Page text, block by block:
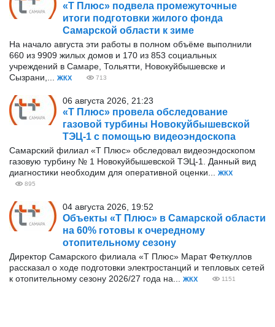
«Т Плюс» подвела промежуточные
итоги подготовки жилого фонда
Самарской области к зиме
На начало августа эти работы в полном объёме выполнили
660 из 9909 жилых домов и 170 из 853 социальных
учреждений в Самаре, Тольятти, Новокуйбышевске и
Сызрани,...
ЖКХ 713
06 августа 2026, 21:23
«Т Плюс» провела обследование
газовой турбины Новокуйбышевской
ТЭЦ-1 с помощью видеоэндоскопа
Самарский филиал «Т Плюс» обследовал видеоэндоскопом
газовую турбину № 1 Новокуйбышевской ТЭЦ-1. Данный вид
диагностики необходим для оперативной оценки...
ЖКХ
895
04 августа 2026, 19:52
Объекты «Т Плюс» в Самарской области
на 60% готовы к очередному
отопительному сезону
Директор Самарского филиала «Т Плюс» Марат Феткуллов
рассказал о ходе подготовки электростанций и тепловых сетей
к отопительному сезону 2026/27 года на...
ЖКХ 1151